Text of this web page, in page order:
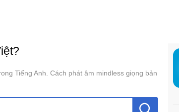
Tiếng Anh. Cách phát âm mindless giọng bản